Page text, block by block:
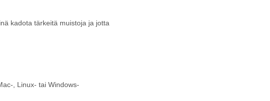
kadota tärkeitä muistoja ja jotta
, Linux- tai Windows-